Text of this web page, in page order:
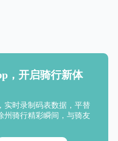
，开启骑行新体
实时录制码表数据，平替
州骑行精彩瞬间，与骑友